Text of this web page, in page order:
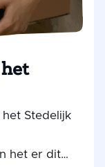
Stedelijk
het er dit